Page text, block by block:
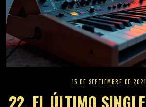
15 DE SEPTIEMBRE DE 2021
22, EL ÚLTIMO